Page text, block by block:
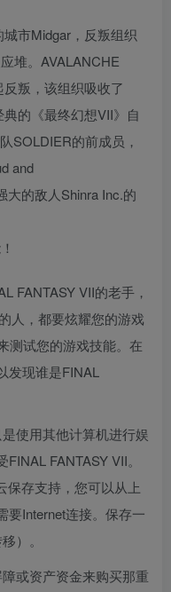
市Midgar，反叛组织
堆。AVALANCHE
叛，该组织吸收了
的《最终幻想VII》自
SOLDIER的前成员，
and
大的敌人Shinra Inc.的
FANTASY VII的老手，
人，都要炫耀您的游戏
测试您的游戏技能。在
发现谁是FINAL
使用其他计算机进行娱
FANTASY VII。
保存支持，您可以从上
要Internet连接。保存一
）。
或资产资金来购买那重